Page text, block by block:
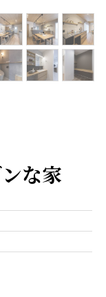
な家